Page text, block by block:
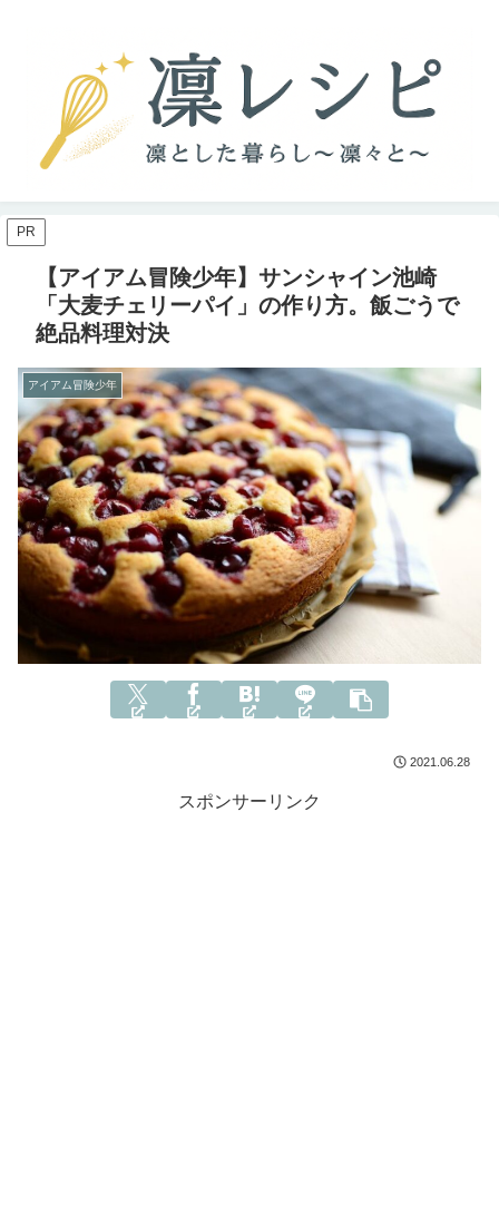
PR
【アイアム冒険少年】サンシャイン池崎
「大麦チェリーパイ」の作り方。飯ごうで
絶品料理対決
アイアム冒険少年
2021.06.28
スポンサーリンク